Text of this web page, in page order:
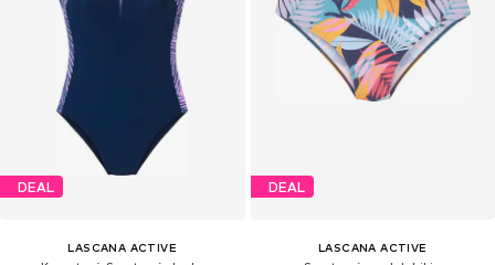
DEAL
LASCANA ACTIVE
DEAL
LASCANA ACTIVE